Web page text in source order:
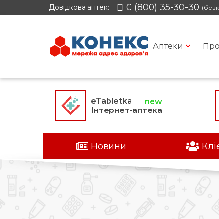
Довідкова аптек: 0 (800) 35-30-30
Аптеки
eTabletka
Інтернет-аптека
Новини